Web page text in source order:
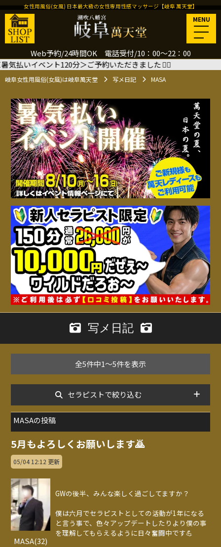
Web予約/24時間OK 電話受付/10：00～22：00
女性用風俗(女風) 日本最大級の女性専用性感マッサージ【岐阜 萬天堂】
MENU
岐阜女性用風俗(女風)は岐阜萬天堂 写メ日記 MASA
ト120分＞ご予約いただきました🙇‍♂️
写メ日記
全5件中1～5件を表示
セラピストで絞り込む
MASAの投稿
5月もよろしくお願いします🙇
05/04 12:12 更新
MASA(32)
GWの後半、みんな楽しく過ごしてますか？
僕は六月でセラピストとしての活動が1年になる
と言う事で、色々アップデートしたりより僕の事
を理解してもらえるように日々奮闘中です💪